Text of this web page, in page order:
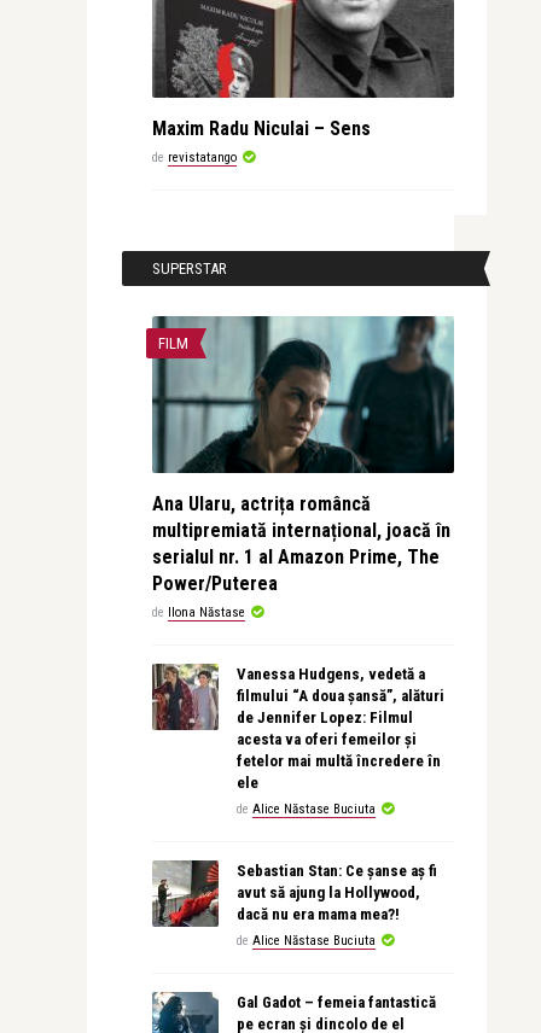
Maxim Radu Niculai – Sens
de revistatango
SUPERSTAR
FILM
Ana Ularu, actrița româncă
multipremiată internațional, joacă în
serialul nr. 1 al Amazon Prime, The
Power/Puterea
de Ilona Năstase
Vanessa Hudgens, vedetă a
filmului “A doua șansă”, alături
de Jennifer Lopez: Filmul
acesta va oferi femeilor și
fetelor mai multă încredere în
ele
de Alice Năstase Buciuta
Sebastian Stan: Ce șanse aș fi
avut să ajung la Hollywood,
dacă nu era mama mea?!
de Alice Năstase Buciuta
Gal Gadot – femeia fantastică
pe ecran și dincolo de el